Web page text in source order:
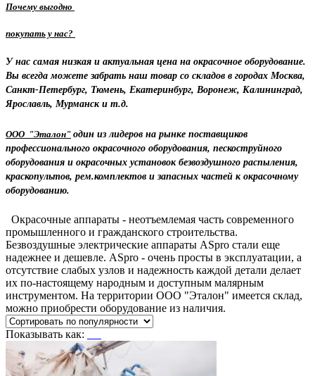
Почему выгодно
покупать у нас?
У нас самая низкая и актуальная цена на окрасочное оборудование.
Вы всегда можете забрать наш товар со складов в городах Москва,
Санкт-Петербург, Тюмень, Екатеринбург, Воронеж, Калининград,
Ярославль, Мурманск и т.д.
ООО "Эталон" один из лидеров на рынке поставщиков
профессионального окрасочного оборудования, пескоструйного
оборудования и окрасочных установок безвоздушного распыления,
краскопультов, рем.комплектов и запасных частей к окрасочному
оборудованию.
Окрасочные аппараты - неотъемлемая часть современного
промышленного и гражданского строительства.
Безвоздушные электрические аппараты ASpro стали еще
надежнее и дешевле. ASpro - очень просты в эксплуатации, а
отсутствие слабых узлов и надежность каждой детали делает
их по-настоящему народным и доступным малярным
инструментом. На территории ООО "Эталон" имеется склад,
можно приобрести оборудование из наличия.
Показывать как: